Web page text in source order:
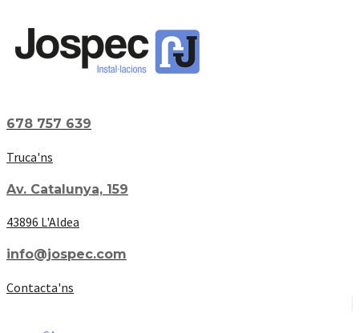
678 757 639
Truca'ns
Av. Catalunya, 159
43896 L'Aldea
info@jospec.com
Contacta'ns